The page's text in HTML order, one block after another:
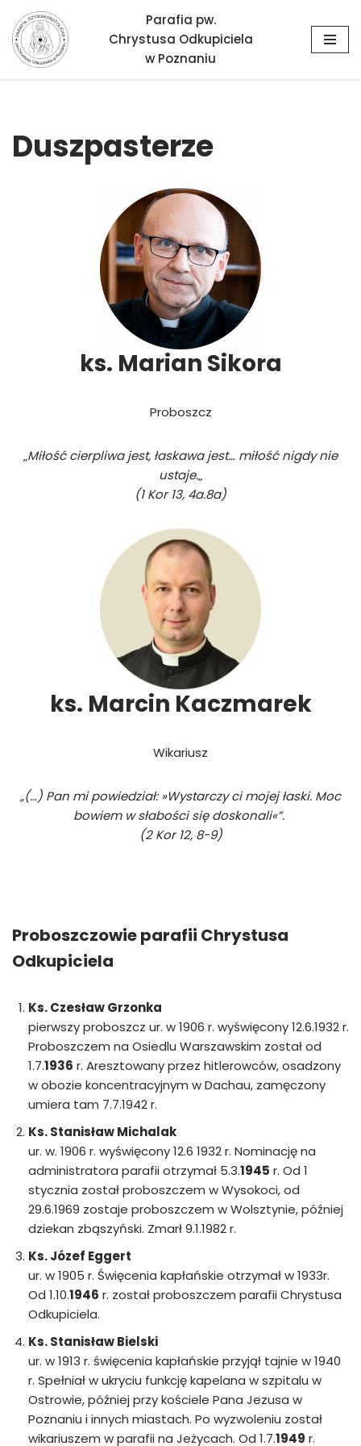
Przejdź
do
Parafia pw.
Chrystusa Odkupiciela
w Poznaniu
Duszpasterze
ks. Marian Sikora
Proboszcz
„Miłość cierpliwa jest, łaskawa jest… miłość nigdy nie
ustaje.„
(1 Kor 13, 4a.8a)
ks. Marcin Kaczmarek
Wikariusz
„(…) Pan mi powiedział: »Wystarczy ci mojej łaski. Moc
bowiem w słabości się doskonali«”.
(2 Kor 12, 8-9)
Proboszczowie parafii Chrystusa
Odkupiciela
Ks. Czesław Grzonka
pierwszy proboszcz ur. w 1906 r. wyświęcony 12.6.1932 r.
Proboszczem na Osiedlu Warszawskim został od
1.7.1936 r. Aresztowany przez hitlerowców, osadzony
w obozie koncentracyjnym w Dachau, zamęczony
umiera tam 7.7.1942 r.
Ks. Stanisław Michalak
ur. w. 1906 r. wyświęcony 12.6 1932 r. Nominację na
administratora parafii otrzymał 5.3.1945 r. Od 1
stycznia został proboszczem w Wysokoci, od
29.6.1969 zostaje proboszczem w Wolsztynie, później
dziekan zbąszyński. Zmarł 9.1.1982 r.
Ks. Józef Eggert
ur. w 1905 r. Święcenia kapłańskie otrzymał w 1933r.
Od 1.10.1946 r. został proboszczem parafii Chrystusa
Odkupiciela.
Ks. Stanisław Bielski
ur. w 1913 r. święcenia kapłańskie przyjął tajnie w 1940
r. Spełniał w ukryciu funkcję kapelana w szpitalu w
Ostrowie, później przy kościele Pana Jezusa w
Poznaniu i innych miastach. Po wyzwoleniu został
wikariuszem w parafii na Jeżycach. Od 1.7.1949 r.